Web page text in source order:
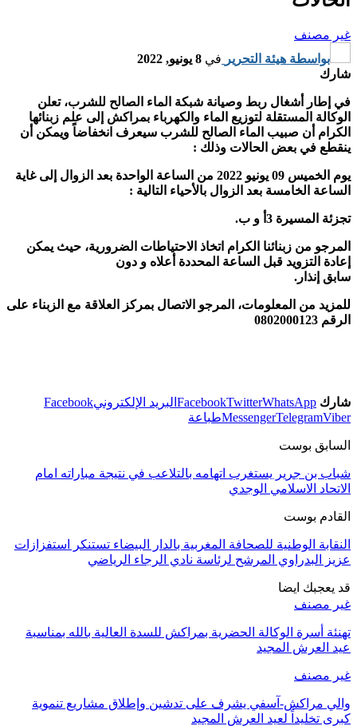
غير مصنف
بواسطة هيئة التحرير في 8 يونيو, 2022
شارك
في إطار أشغال ربط وصيانة شبكة الماء الصالح للشرب، تعلن
الوكالة المستقلة لتوزيع الماء والكهرباء بمراكش إلى علم زبنائها
الكرام أن صبيب الماء الصالح للشرب سيعرف انخفاضاً ويمكن أن
ينقطع في بعض الحالات وذلك :
يوم الخميس 09 يونيو 2022 من الساعة الواحدة بعد الزوال إلى غاية
الساعة الخامسة بعد الزوال بالأحياء التالية :
تجزئة المسيرة 3أ و ب.
المرجو من زبنائنا الكرام اتخاذ الاحتياطات الضرورية، حيث يمكن
إعادة التزويد قبل الساعة المحددة أعلاه و دون
سابق إنذار.
للمزيد من المعلومات، المرجو الاتصال بمركز العلاقة مع الزبناء على
الرقم 0802000123
شارك FacebookTwitterWhatsApp البريد الإلكترونيFacebook
MessengerTelegramViber طباعة
السابق بوست
شباب بن جرير يستغرب اتهامه بالتلاعب في نتيجة مباراته امام
الاتحاد الاسلامي الوجدي
القادم بوست
النقابة الوطنية للصحافة المغربية بالدار البيضاء تستنكر استفزازات
عزيز البدراوي المرشح لرئاسة نادي الرجاء الرياضي
قد يعجبك ايضا
غير مصنف
تهنئة أسرة الوكالة الحضرية بمراكش للسدة العالية بالله بمناسبة
عيد العرش المجيد
غير مصنف
والي مراكش-آسفي يشرف على تدشين وإطلاق مشاريع تنموية
كبرى تخليداً لعيد العرش المجيد